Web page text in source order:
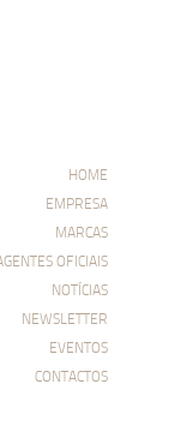
HOME
EMPRESA
MARCAS
OFICIAIS
NOTÍCIAS
NEWSLETTER
EVENTOS
CONTACTOS